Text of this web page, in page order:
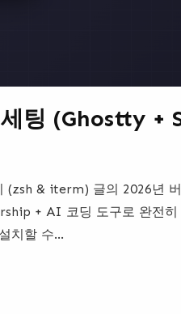
팅 (Ghostty +
(zsh & iterm) 글의 2026년
+ AI 코딩 도구로 완전히
치할 수...